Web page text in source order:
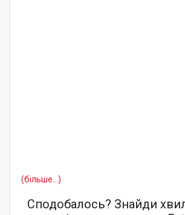
(більше…)
Сподобалось? Знайди